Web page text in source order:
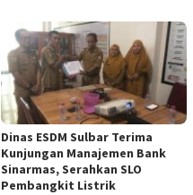
Dinas ESDM Sulbar Terima
Kunjungan Manajemen Bank
Sinarmas, Serahkan SLO
Pembangkit Listrik